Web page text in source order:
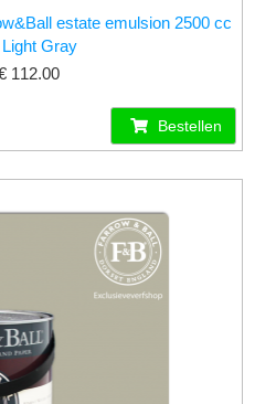
estate emulsion 2500 cc
Light Gray
112.00
Bestellen